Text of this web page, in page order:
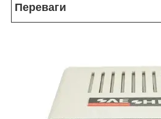
Переваги